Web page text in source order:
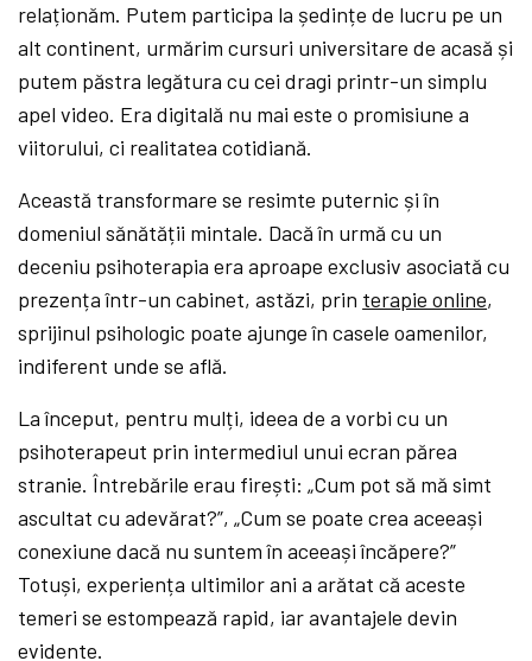
relaționăm. Putem participa la ședințe de lucru pe un
alt continent, urmărim cursuri universitare de acasă și
putem păstra legătura cu cei dragi printr-un simplu
apel video. Era digitală nu mai este o promisiune a
viitorului, ci realitatea cotidiană.
Această transformare se resimte puternic și în
domeniul sănătății mintale. Dacă în urmă cu un
deceniu psihoterapia era aproape exclusiv asociată cu
prezența într-un cabinet, astăzi, prin terapie online,
sprijinul psihologic poate ajunge în casele oamenilor,
indiferent unde se află.
La început, pentru mulți, ideea de a vorbi cu un
psihoterapeut prin intermediul unui ecran părea
stranie. Întrebările erau firești: „Cum pot să mă simt
ascultat cu adevărat?”, „Cum se poate crea aceeași
conexiune dacă nu suntem în aceeași încăpere?”
Totuși, experiența ultimilor ani a arătat că aceste
temeri se estompează rapid, iar avantajele devin
evidente.